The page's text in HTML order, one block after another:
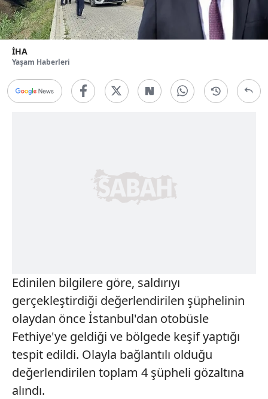
İHA
Yaşam Haberleri
Edinilen bilgilere göre, saldırıyı
gerçekleştirdiği değerlendirilen şüphelinin
olaydan önce İstanbul'dan otobüsle
Fethiye'ye geldiği ve bölgede keşif yaptığı
tespit edildi. Olayla bağlantılı olduğu
değerlendirilen toplam 4 şüpheli gözaltına
alındı.